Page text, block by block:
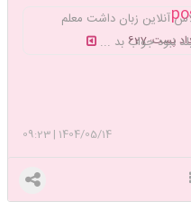
پست: 627
آنلاین زبان داشت معلم
نبود جواب بد ...
1404/05/14
|
09:23